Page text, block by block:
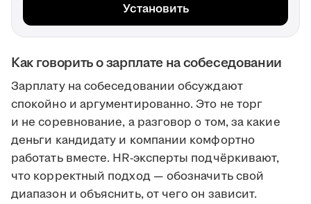
Установить
Как говорить о зарплате на собеседовании
Зарплату на собеседовании обсуждают
спокойно и аргументированно. Это не торг
и не соревнование, а разговор о том, за какие
деньги кандидату и компании комфортно
работать вместе. HR-эксперты подчёркивают,
что корректный подход — обозначить свой
диапазон и объяснить, от чего он зависит.